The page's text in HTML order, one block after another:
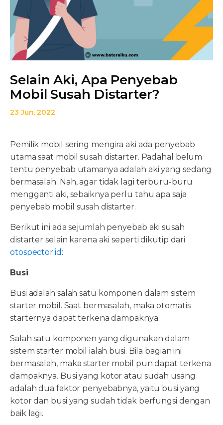
Selain Aki, Apa Penyebab
Mobil Susah Distarter?
23 Jun, 2022
Pemilik mobil sering mengira aki ada penyebab
utama saat mobil susah distarter. Padahal belum
tentu penyebab utamanya adalah aki yang sedang
bermasalah. Nah, agar tidak lagi terburu-buru
mengganti aki, sebaiknya perlu tahu apa saja
penyebab mobil susah distarter.
Berikut ini ada sejumlah penyebab aki susah
distarter selain karena aki seperti dikutip dari
otospector.id :
Busi
Busi adalah salah satu komponen dalam sistem
starter mobil. Saat bermasalah, maka otomatis
starternya dapat terkena dampaknya.
Salah satu komponen yang digunakan dalam
sistem starter mobil ialah busi. Bila bagian ini
bermasalah, maka starter mobil pun dapat terkena
dampaknya. Busi yang kotor atau sudah usang
adalah dua faktor penyebabnya, yaitu busi yang
kotor dan busi yang sudah tidak berfungsi dengan
baik lagi.